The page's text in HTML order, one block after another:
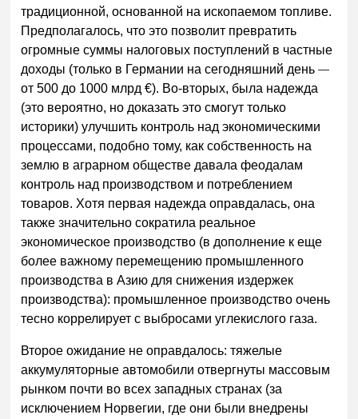
традиционной, основанной на ископаемом топливе.
Предполагалось, что это позволит превратить
огромные суммы налоговых поступлений в частные
доходы (только в Германии на сегодняшний день—
от 500 до 1000 млрд €). Во-вторых, была надежда
(это вероятно, но доказать это смогут только
историки) улучшить контроль над экономическими
процессами, подобно тому, как собственность на
землю в аграрном обществе давала феодалам
контроль над производством и потреблением
товаров. Хотя первая надежда оправдалась, она
также значительно сократила реальное
экономическое производство (в дополнение к еще
более важному перемещению промышленного
производства в Азию для снижения издержек
производства): промышленное производство очень
тесно коррелирует с выбросами углекислого газа.
Второе ожидание не оправдалось: тяжелые
аккумуляторные автомобили отвергнуты массовым
рынком почти во всех западных странах (за
исключением Норвегии, где они были внедрены